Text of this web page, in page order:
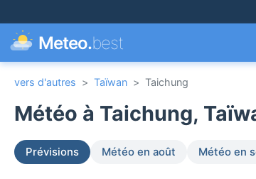
Meteo.best
vers d'autres > Taïwan > Taichung
Météo à Taichung,
Prévisions Météo en août Météo en